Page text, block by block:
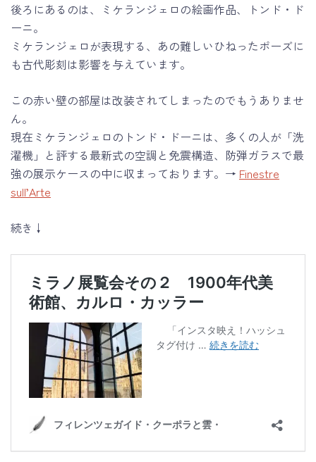
後ろにあるのは、ミケランジェロの絵画作品、トンド・ド
ーニ。
ミケランジェロが表現する、あの難しいひねったポーズに
も古代彫刻は影響を与えています。
この赤い壁の部屋は改装されてしまったのでもうありませ
ん。
現在ミケランジェロのトンド・ドーニは、多くの人が「洗
濯機」と評する最新式の空調と免震構造、防弾ガラスで最
強の展示ケースの中に収まっております。→ Finestre
sull’Arte
続き↓